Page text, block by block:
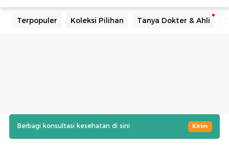
Terpopuler Koleksi Pilihan Tanya Dokter & Ahli
Berbagi konsultasi kesehatan di sini Kirim